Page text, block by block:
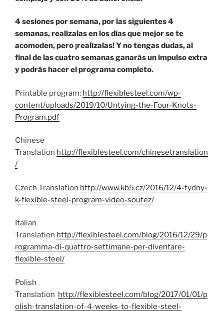
4 sesiones por semana, por las siguientes 4
semanas, realízalas en los días que mejor se te
acomoden, pero ¡realízalas! Y no tengas dudas, al
final de las cuatro semanas ganarás un impulso extra
y podrás hacer el programa completo.
Printable program: http://flexiblesteel.com/wp-
content/uploads/2019/10/Untying-the-Four-Knots-
Program.pdf
Chinese
Translation http://flexiblesteel.com/chinesetranslation
/
Czech Translation http://www.kb5.cz/2016/12/4-tydny-
k-flexible-steel-program-video-soutez/
Italian
Translation http://flexiblesteel.com/blog/2016/12/29/p
rogramma-di-quattro-settimane-per-diventare-
flexible-steel/
Polish
Translation http://flexiblesteel.com/blog/2017/01/01/p
olish-translation-of-4-weeks-to-flexible-steel-